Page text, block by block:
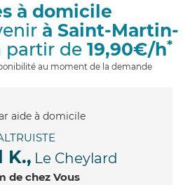
i
o
n
à domicile
à Saint-Martin-
partir de 19,90€/h*
au moment de la demande
K., Le Cheylard
de chez Vous